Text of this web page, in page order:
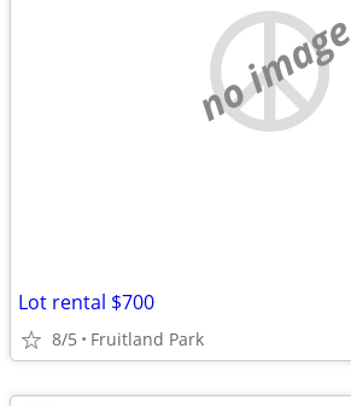
no image
Lot rental $700
8/5 Fruitland Park